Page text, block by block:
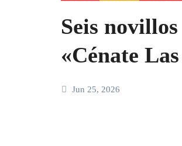
Seis
«Cénate
Jun 25, 2026